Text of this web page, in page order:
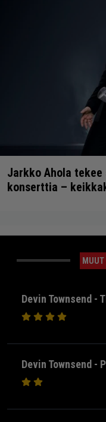
Jarkko Ahola
konserttia –
Devin Townsend -
Devin Townsend -